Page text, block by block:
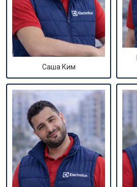
Саша Ким